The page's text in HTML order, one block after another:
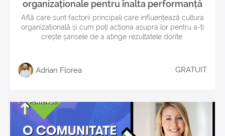
organizaționale pentru înalta performanță
Află care sunt factorii principali care influențează cultura
organizațională și cum poți acționa asupra lor pentru a-ți
crește șansele de a atinge rezultatele dorite.
Adrian Florea GRATUIT